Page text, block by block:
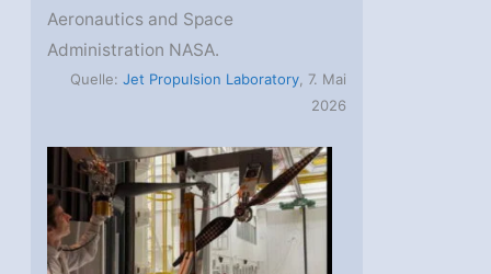
Aeronautics and Space
Administration NASA.
Quelle:Jet Propulsion Laboratory , 7. Mai
2026